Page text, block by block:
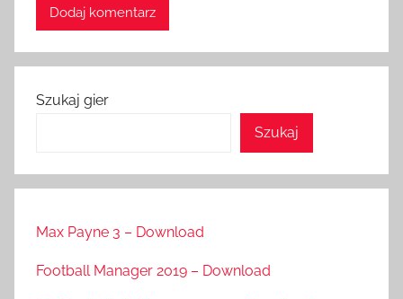
Szukaj gier
Szukaj
Max Payne 3 – Download
Football Manager 2019 – Download